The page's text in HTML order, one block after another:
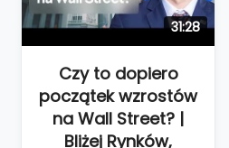
31:28
Czy to dopiero
początek wzrostów
na Wall Street? |
Bliżej Rynków,